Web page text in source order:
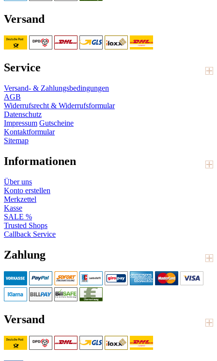
Versand
Service
Versand- & Zahlungsbedingungen
AGB
Widerrufsrecht & Widerrufsformular
Datenschutz
Impressum Gutscheine
Kontaktformular
Sitemap
Informationen
Über uns
Konto erstellen
Merkzettel
Kasse
SALE %
Trusted Shops
Callback Service
Zahlung
Versand